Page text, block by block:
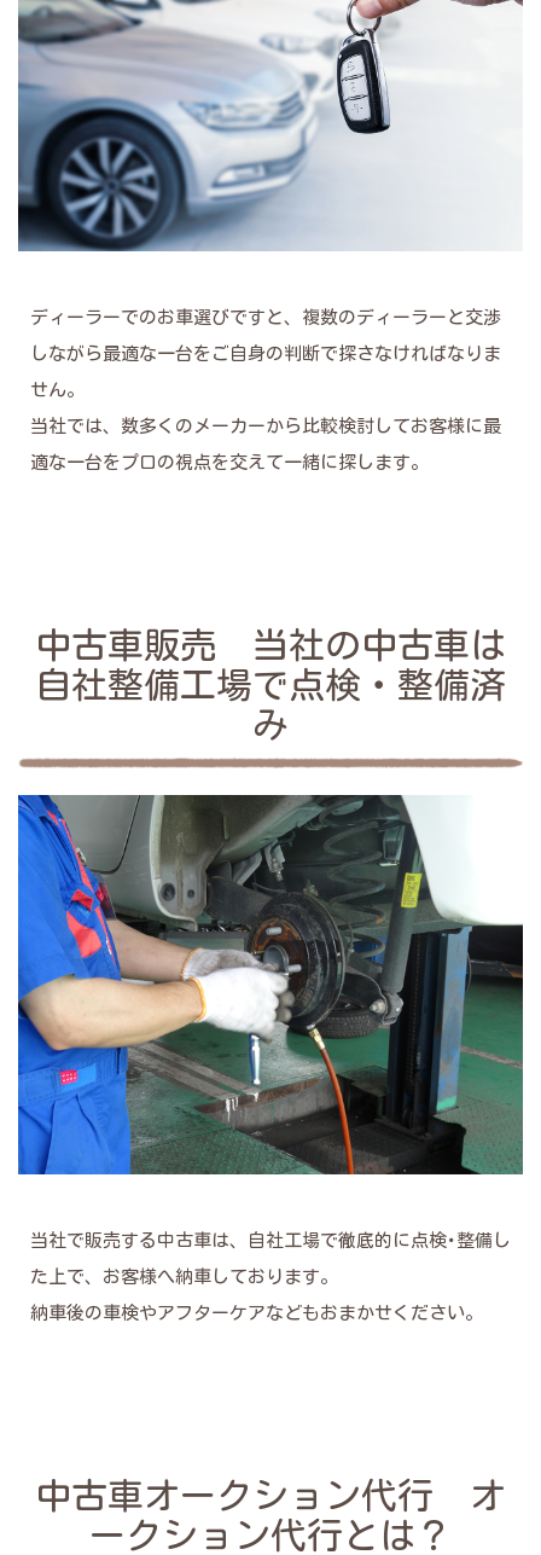
ディーラーでのお車選びですと、複数のディーラーと交渉
しながら最適な一台をご自身の判断で探さなければなりま
せん。
当社では、数多くのメーカーから比較検討してお客様に最
適な一台をプロの視点を交えて一緒に探します。
中古車販売 当社の中古車は
自社整備工場で点検・整備済
み
当社で販売する中古車は、自社工場で徹底的に点検･整備し
た上で、お客様へ納車しております。
納車後の車検やアフターケアなどもおまかせください。
中古車オークション代行 オ
ークション代行とは？